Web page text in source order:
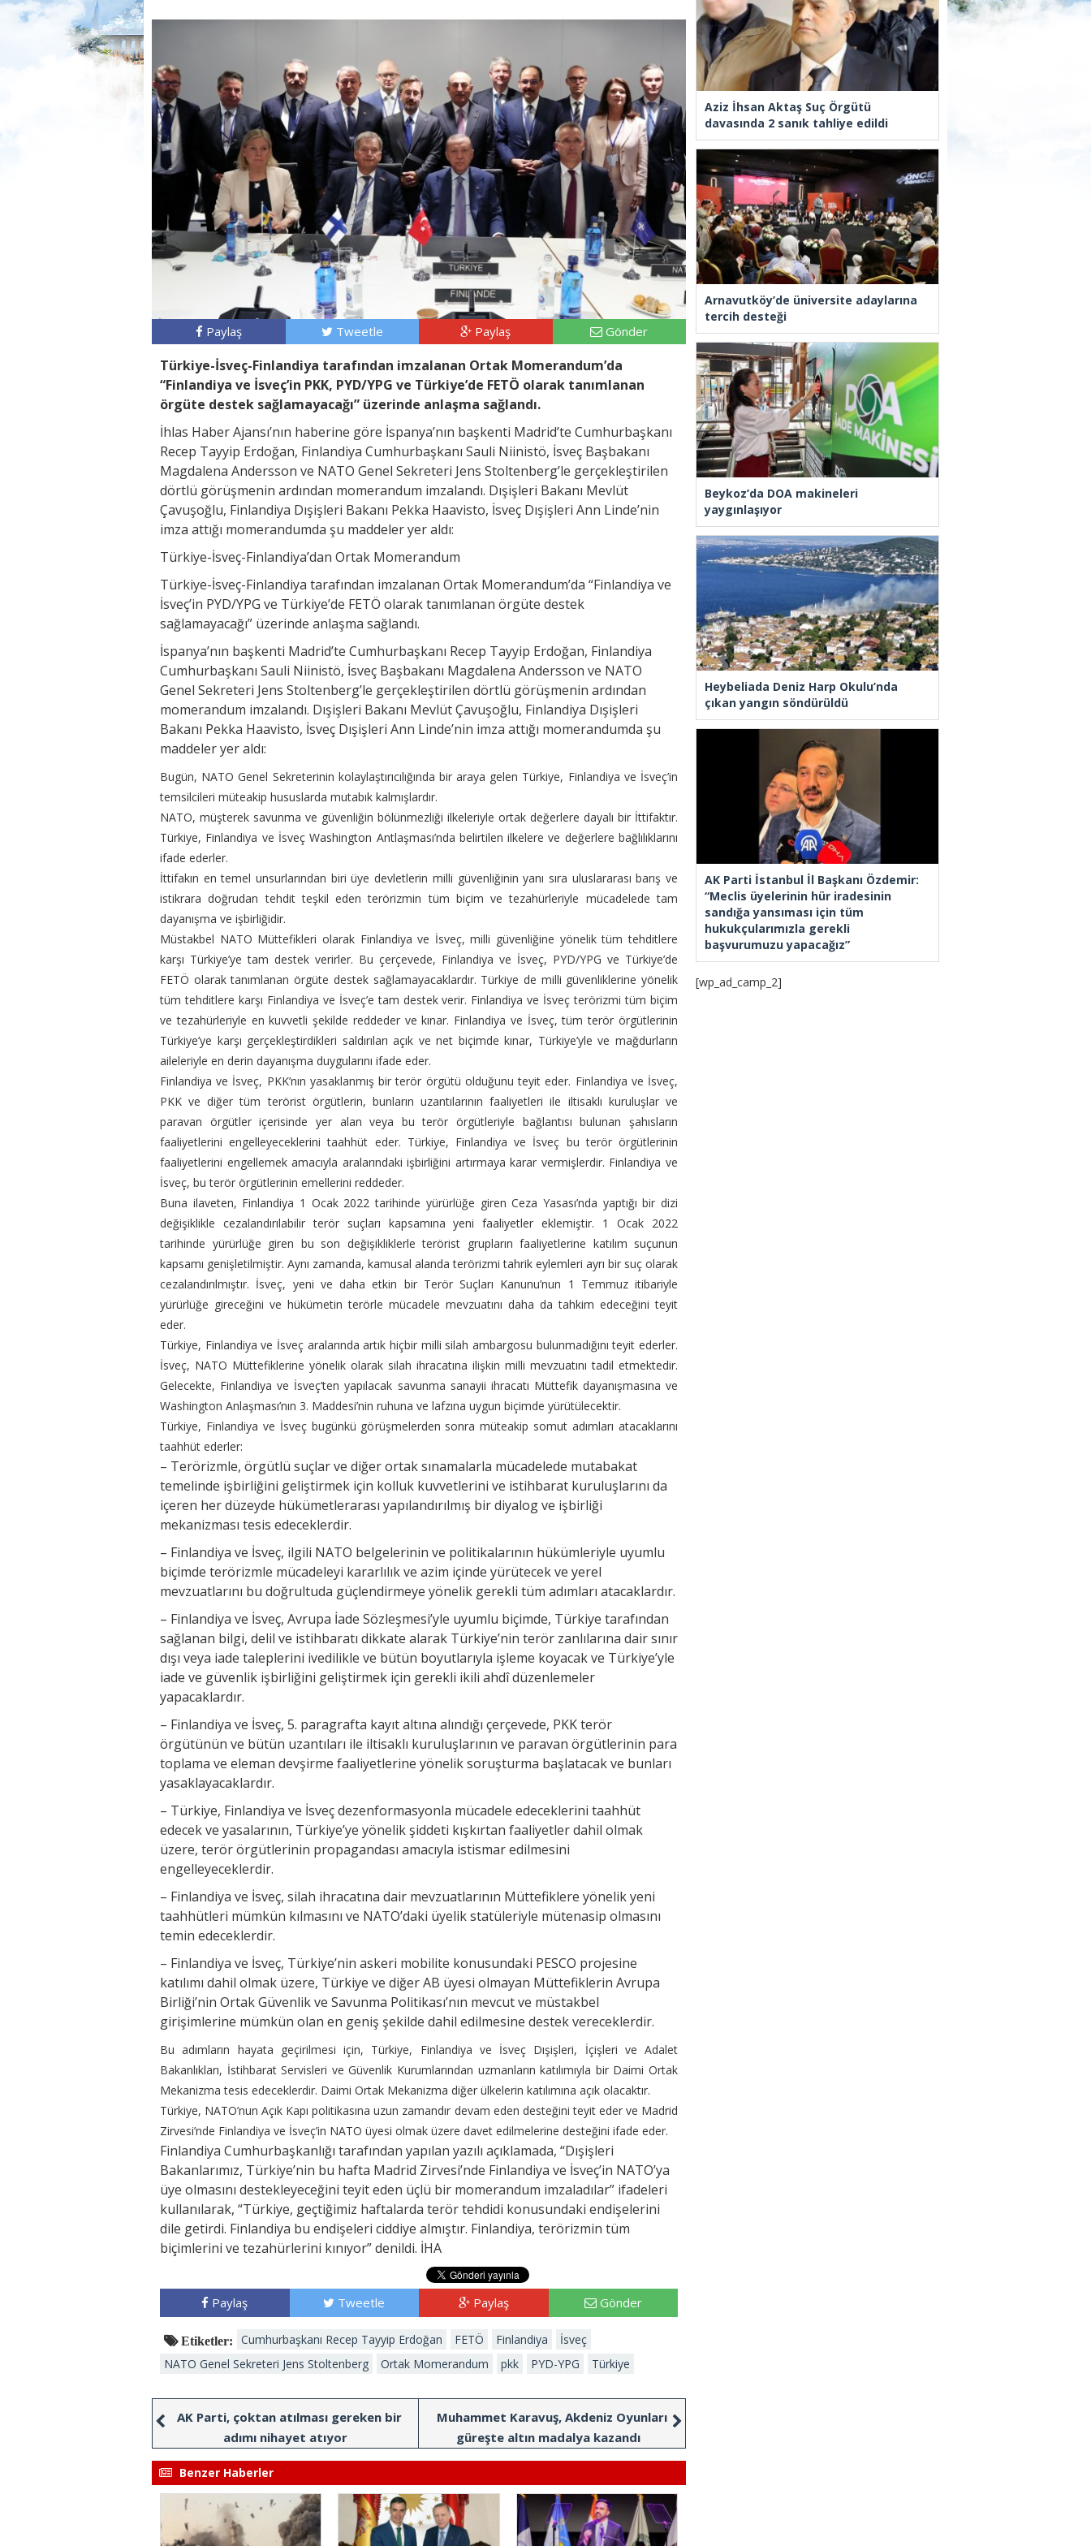
Paylaş Tweetle Paylaş Gönder
Türkiye-İsveç-Finlandiya tarafından imzalanan Ortak Momerandum’da
“Finlandiya ve İsveç’in PKK, PYD/YPG ve Türkiye’de FETÖ olarak tanımlanan
örgüte destek sağlamayacağı” üzerinde anlaşma sağlandı.
İhlas Haber Ajansı’nın haberine göre İspanya’nın başkenti Madrid’te Cumhurbaşkanı
Recep Tayyip Erdoğan, Finlandiya Cumhurbaşkanı Sauli Niinistö, İsveç Başbakanı
Magdalena Andersson ve NATO Genel Sekreteri Jens Stoltenberg’le gerçekleştirilen
dörtlü görüşmenin ardından momerandum imzalandı. Dışişleri Bakanı Mevlüt
Çavuşoğlu, Finlandiya Dışişleri Bakanı Pekka Haavisto, İsveç Dışişleri Ann Linde’nin
imza attığı momerandumda şu maddeler yer aldı:
Türkiye-İsveç-Finlandiya’dan Ortak Momerandum
Türkiye-İsveç-Finlandiya tarafından imzalanan Ortak Momerandum’da “Finlandiya ve
İsveç’in PYD/YPG ve Türkiye’de FETÖ olarak tanımlanan örgüte destek
sağlamayacağı” üzerinde anlaşma sağlandı.
İspanya’nın başkenti Madrid’te Cumhurbaşkanı Recep Tayyip Erdoğan, Finlandiya
Cumhurbaşkanı Sauli Niinistö, İsveç Başbakanı Magdalena Andersson ve NATO
Genel Sekreteri Jens Stoltenberg’le gerçekleştirilen dörtlü görüşmenin ardından
momerandum imzalandı. Dışişleri Bakanı Mevlüt Çavuşoğlu, Finlandiya Dışişleri
Bakanı Pekka Haavisto, İsveç Dışişleri Ann Linde’nin imza attığı momerandumda şu
maddeler yer aldı:
Bugün, NATO Genel Sekreterinin kolaylaştırıcılığında bir araya gelen Türkiye, Finlandiya ve İsveç’in
temsilcileri müteakip hususlarda mutabık kalmışlardır.
NATO, müşterek savunma ve güvenliğin bölünmezliği ilkeleriyle ortak değerlere dayalı bir İttifaktır.
Türkiye, Finlandiya ve İsveç Washington Antlaşması’nda belirtilen ilkelere ve değerlere bağlılıklarını
ifade ederler.
İttifakın en temel unsurlarından biri üye devletlerin milli güvenliğinin yanı sıra uluslararası barış ve
istikrara doğrudan tehdit teşkil eden terörizmin tüm biçim ve tezahürleriyle mücadelede tam
dayanışma ve işbirliğidir.
Müstakbel NATO Müttefikleri olarak Finlandiya ve İsveç, milli güvenliğine yönelik tüm tehditlere
karşı Türkiye’ye tam destek verirler. Bu çerçevede, Finlandiya ve İsveç, PYD/YPG ve Türkiye’de
FETÖ olarak tanımlanan örgüte destek sağlamayacaklardır. Türkiye de milli güvenliklerine yönelik
tüm tehditlere karşı Finlandiya ve İsveç’e tam destek verir. Finlandiya ve İsveç terörizmi tüm biçim
ve tezahürleriyle en kuvvetli şekilde reddeder ve kınar. Finlandiya ve İsveç, tüm terör örgütlerinin
Türkiye’ye karşı gerçekleştirdikleri saldırıları açık ve net biçimde kınar, Türkiye’yle ve mağdurların
aileleriyle en derin dayanışma duygularını ifade eder.
Finlandiya ve İsveç, PKK’nın yasaklanmış bir terör örgütü olduğunu teyit eder. Finlandiya ve İsveç,
PKK ve diğer tüm terörist örgütlerin, bunların uzantılarının faaliyetleri ile iltisaklı kuruluşlar ve
paravan örgütler içerisinde yer alan veya bu terör örgütleriyle bağlantısı bulunan şahısların
faaliyetlerini engelleyeceklerini taahhüt eder. Türkiye, Finlandiya ve İsveç bu terör örgütlerinin
faaliyetlerini engellemek amacıyla aralarındaki işbirliğini artırmaya karar vermişlerdir. Finlandiya ve
İsveç, bu terör örgütlerinin emellerini reddeder.
Buna ilaveten, Finlandiya 1 Ocak 2022 tarihinde yürürlüğe giren Ceza Yasası’nda yaptığı bir dizi
değişiklikle cezalandırılabilir terör suçları kapsamına yeni faaliyetler eklemiştir. 1 Ocak 2022
tarihinde yürürlüğe giren bu son değişikliklerle terörist grupların faaliyetlerine katılım suçunun
kapsamı genişletilmiştir. Aynı zamanda, kamusal alanda terörizmi tahrik eylemleri ayrı bir suç olarak
cezalandırılmıştır. İsveç, yeni ve daha etkin bir Terör Suçları Kanunu’nun 1 Temmuz itibariyle
yürürlüğe gireceğini ve hükümetin terörle mücadele mevzuatını daha da tahkim edeceğini teyit
eder.
Türkiye, Finlandiya ve İsveç aralarında artık hiçbir milli silah ambargosu bulunmadığını teyit ederler.
İsveç, NATO Müttefiklerine yönelik olarak silah ihracatına ilişkin milli mevzuatını tadil etmektedir.
Gelecekte, Finlandiya ve İsveç’ten yapılacak savunma sanayii ihracatı Müttefik dayanışmasına ve
Washington Anlaşması’nın 3. Maddesi’nin ruhuna ve lafzına uygun biçimde yürütülecektir.
Türkiye, Finlandiya ve İsveç bugünkü görüşmelerden sonra müteakip somut adımları atacaklarını
taahhüt ederler:
– Terörizmle, örgütlü suçlar ve diğer ortak sınamalarla mücadelede mutabakat
temelinde işbirliğini geliştirmek için kolluk kuvvetlerini ve istihbarat kuruluşlarını da
içeren her düzeyde hükümetlerarası yapılandırılmış bir diyalog ve işbirliği
mekanizması tesis edeceklerdir.
– Finlandiya ve İsveç, ilgili NATO belgelerinin ve politikalarının hükümleriyle uyumlu
biçimde terörizmle mücadeleyi kararlılık ve azim içinde yürütecek ve yerel
mevzuatlarını bu doğrultuda güçlendirmeye yönelik gerekli tüm adımları atacaklardır.
– Finlandiya ve İsveç, Avrupa İade Sözleşmesi’yle uyumlu biçimde, Türkiye tarafından
sağlanan bilgi, delil ve istihbaratı dikkate alarak Türkiye’nin terör zanlılarına dair sınır
dışı veya iade taleplerini ivedilikle ve bütün boyutlarıyla işleme koyacak ve Türkiye’yle
iade ve güvenlik işbirliğini geliştirmek için gerekli ikili ahdî düzenlemeler
yapacaklardır.
– Finlandiya ve İsveç, 5. paragrafta kayıt altına alındığı çerçevede, PKK terör
örgütünün ve bütün uzantıları ile iltisaklı kuruluşlarının ve paravan örgütlerinin para
toplama ve eleman devşirme faaliyetlerine yönelik soruşturma başlatacak ve bunları
yasaklayacaklardır.
– Türkiye, Finlandiya ve İsveç dezenformasyonla mücadele edeceklerini taahhüt
edecek ve yasalarının, Türkiye’ye yönelik şiddeti kışkırtan faaliyetler dahil olmak
üzere, terör örgütlerinin propagandası amacıyla istismar edilmesini
engelleyeceklerdir.
– Finlandiya ve İsveç, silah ihracatına dair mevzuatlarının Müttefiklere yönelik yeni
taahhütleri mümkün kılmasını ve NATO’daki üyelik statüleriyle mütenasip olmasını
temin edeceklerdir.
– Finlandiya ve İsveç, Türkiye’nin askeri mobilite konusundaki PESCO projesine
katılımı dahil olmak üzere, Türkiye ve diğer AB üyesi olmayan Müttefiklerin Avrupa
Birliği’nin Ortak Güvenlik ve Savunma Politikası’nın mevcut ve müstakbel
girişimlerine mümkün olan en geniş şekilde dahil edilmesine destek vereceklerdir.
Bu adımların hayata geçirilmesi için, Türkiye, Finlandiya ve İsveç Dışişleri, İçişleri ve Adalet
Bakanlıkları, İstihbarat Servisleri ve Güvenlik Kurumlarından uzmanların katılımıyla bir Daimi Ortak
Mekanizma tesis edeceklerdir. Daimi Ortak Mekanizma diğer ülkelerin katılımına açık olacaktır.
Türkiye, NATO’nun Açık Kapı politikasına uzun zamandır devam eden desteğini teyit eder ve Madrid
Zirvesi’nde Finlandiya ve İsveç’in NATO üyesi olmak üzere davet edilmelerine desteğini ifade eder.
Finlandiya Cumhurbaşkanlığı tarafından yapılan yazılı açıklamada, “Dışişleri
Bakanlarımız, Türkiye’nin bu hafta Madrid Zirvesi’nde Finlandiya ve İsveç’in NATO’ya
üye olmasını destekleyeceğini teyit eden üçlü bir momerandum imzaladılar” ifadeleri
kullanılarak, “Türkiye, geçtiğimiz haftalarda terör tehdidi konusundaki endişelerini
dile getirdi. Finlandiya bu endişeleri ciddiye almıştır. Finlandiya, terörizmin tüm
biçimlerini ve tezahürlerini kınıyor” denildi. İHA
Paylaş Tweetle Paylaş Gönder
Etiketler: Cumhurbaşkanı Recep Tayyip Erdoğan FETÖ Finlandiya
İsveç
NATO Genel Sekreteri Jens Stoltenberg
Ortak Momerandum pkk PYD-YPG Türkiye
AK Parti, çoktan atılması gereken bir
adımı nihayet atıyor
Muhammet Karavuş, Akdeniz Oyunları
güreşte altın madalya kazandı
Benzer Haberler
Aziz İhsan Aktaş Suç Örgütü
davasında 2 sanık tahliye edildi
Arnavutköy’de üniversite adaylarına
tercih desteği
Beykoz’da DOA makineleri
yaygınlaşıyor
Heybeliada Deniz Harp Okulu’nda
çıkan yangın söndürüldü
AK Parti İstanbul İl Başkanı Özdemir:
“Meclis üyelerinin hür iradesinin
sandığa yansıması için tüm
hukukçularımızla gerekli
başvurumuzu yapacağız”
[wp_ad_camp_2]